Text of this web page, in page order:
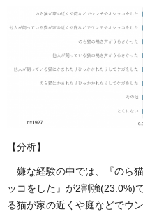
【分析】
嫌な経験の中では、『のら
ッコをした』が2割強(23.0%)
る猫が家の近くや庭などでウ